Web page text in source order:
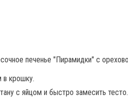
в крошку.
с яйцом и быстро замесить тесто.